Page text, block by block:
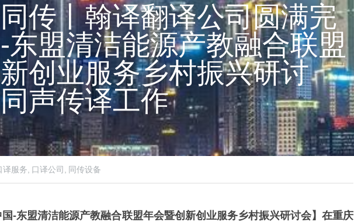
传丨翰译翻译公司圆满完
东盟清洁能源产教融合联盟
创业服务乡村振兴研讨
声传译工作
译服务, 口译公司, 同传设备
-东盟清洁能源产教融合联盟年会暨创新创业服务乡村振兴研讨会】在重庆